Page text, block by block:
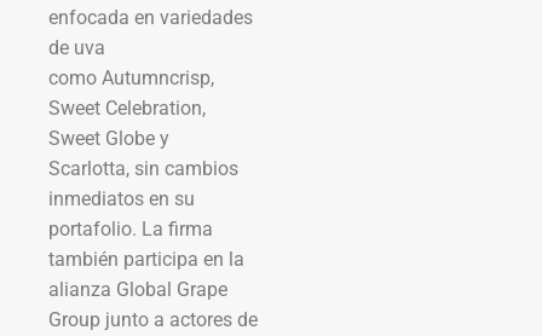
enfocada en variedades
de uva
como Autumncrisp,
Sweet Celebration,
Sweet Globe y
Scarlotta, sin cambios
inmediatos en su
portafolio. La firma
también participa en la
alianza Global Grape
Group junto a actores de